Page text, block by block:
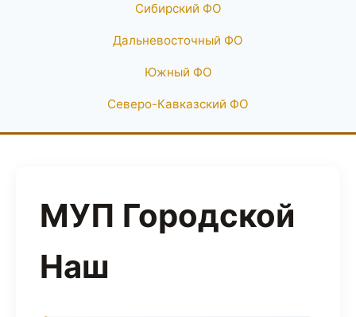
Сибирский ФО
Дальневосточный ФО
Южный ФО
Северо-Кавказский ФО
МУП Городской
Наш